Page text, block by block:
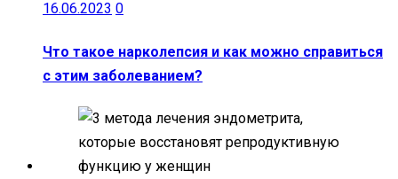
16.06.2023 0
Что такое нарколепсия и как можно справиться
с этим заболеванием?